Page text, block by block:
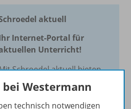
aktuell
Internet-Portal für
Unterricht!
Schroedel aktuell bieten
wir Ihnen einen Service, um
Unterricht aktuell und
zu gestalten. Jede
Westermann
technisch notwendigen